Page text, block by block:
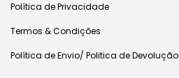
Política de Privacidade
Termos & Condições
Política de Envio/ Politica de Devolução